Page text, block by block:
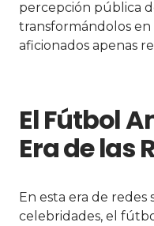
percepción pública
transformándolos
aficionados apenas
El Fútbol
Era de las
En esta era de
celebridades, el